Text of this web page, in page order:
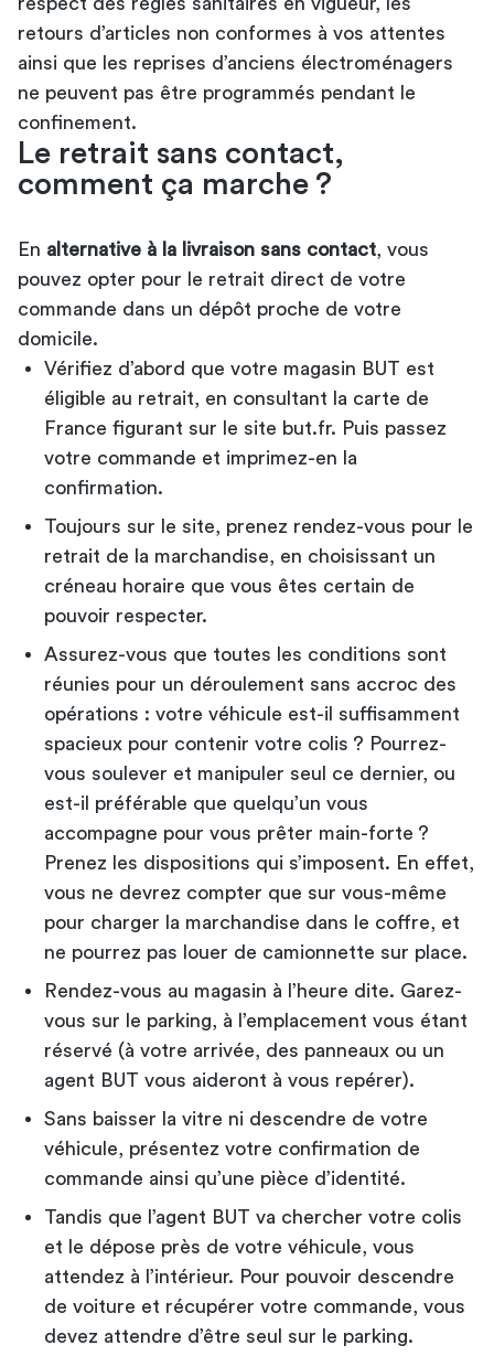
retours d’articles non conformes à vos attentes
ainsi que les reprises d’anciens électroménagers
ne peuvent pas être programmés pendant le
confinement.
Le retrait sans contact,
comment ça marche ?
En alternative à la livraison sans contact , vous
pouvez opter pour le retrait direct de votre
commande dans un dépôt proche de votre
domicile.
Vérifiez d’abord que votre magasin BUT est
éligible au retrait, en consultant la carte de
France figurant sur le site but.fr. Puis passez
votre commande et imprimez-en la
confirmation.
Toujours sur le site, prenez rendez-vous pour le
retrait de la marchandise, en choisissant un
créneau horaire que vous êtes certain de
pouvoir respecter.
Assurez-vous que toutes les conditions sont
réunies pour un déroulement sans accroc des
opérations : votre véhicule est-il suffisamment
spacieux pour contenir votre colis ? Pourrez-
vous soulever et manipuler seul ce dernier, ou
est-il préférable que quelqu’un vous
accompagne pour vous prêter main-forte ?
Prenez les dispositions qui s’imposent. En effet,
vous ne devrez compter que sur vous-même
pour charger la marchandise dans le coffre, et
ne pourrez pas louer de camionnette sur place.
Rendez-vous au magasin à l’heure dite. Garez-
vous sur le parking, à l’emplacement vous étant
réservé (à votre arrivée, des panneaux ou un
agent BUT vous aideront à vous repérer).
Sans baisser la vitre ni descendre de votre
véhicule, présentez votre confirmation de
commande ainsi qu’une pièce d’identité.
Tandis que l’agent BUT va chercher votre colis
et le dépose près de votre véhicule, vous
attendez à l’intérieur. Pour pouvoir descendre
de voiture et récupérer votre commande, vous
devez attendre d’être seul sur le parking.